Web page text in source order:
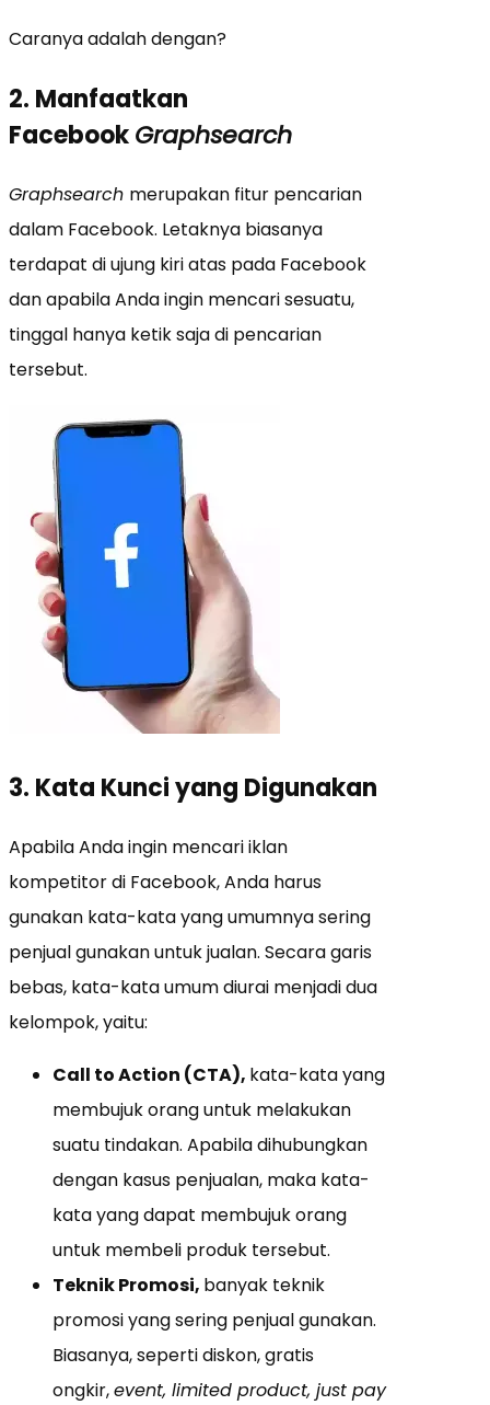
Caranya adalah dengan?
2. Manfaatkan
FacebookGraphsearch
Graphsearch merupakan fitur pencarian
dalam Facebook. Letaknya biasanya
terdapat di ujung kiri atas pada Facebook
dan apabila Anda ingin mencari sesuatu,
tinggal hanya ketik saja di pencarian
tersebut.
3. Kata Kunci yang Digunakan
Apabila Anda ingin mencari iklan
kompetitor di Facebook, Anda harus
gunakan kata-kata yang umumnya sering
penjual gunakan untuk jualan. Secara garis
bebas, kata-kata umum diurai menjadi dua
kelompok, yaitu:
Call to Action (CTA), kata-kata yang
membujuk orang untuk melakukan
suatu tindakan. Apabila dihubungkan
dengan kasus penjualan, maka kata-
kata yang dapat membujuk orang
untuk membeli produk tersebut.
Teknik Promosi, banyak teknik
promosi yang sering penjual gunakan.
Biasanya, seperti diskon, gratis
ongkir,event, limited product, just pay